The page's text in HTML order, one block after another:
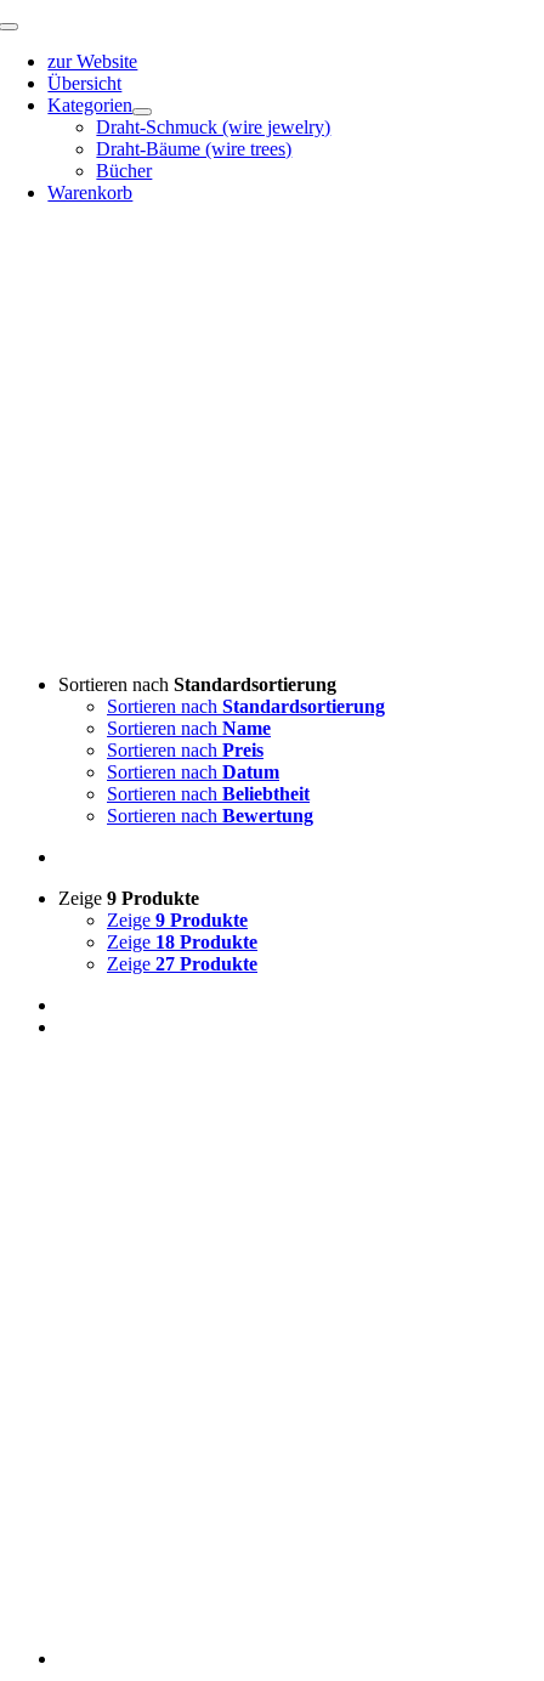
Zum
springen
Toggle
Navigationzur Website
Übersicht
Kategorien
Draht-Schmuck (wire jewelry)
Draht-Bäume (wire trees)
Bücher
Warenkorb
Sortieren nach Standardsortierung
Sortieren nach Standardsortierung
Sortieren nach Name
Sortieren nach Preis
Sortieren nach Datum
Sortieren nach Beliebtheit
Sortieren nach Bewertung
Zeige 9 Produkte
Zeige 9 Produkte
Zeige 18 Produkte
Zeige 27 Produkte